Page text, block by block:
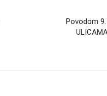
Povodom 9.